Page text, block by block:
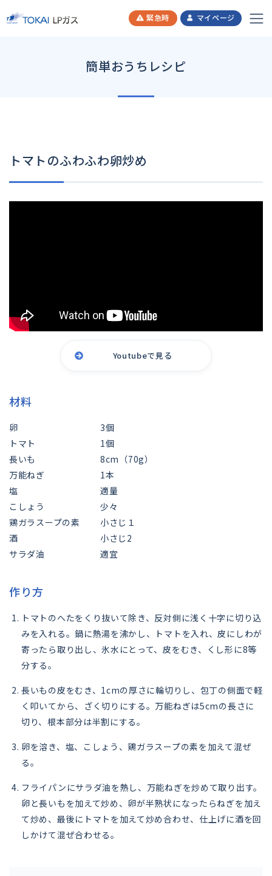
緊急時 マイページ
簡単おうちレシピ
トマトのふわふわ卵炒め
Youtubeで見る
材料
卵
3個
トマト
1個
長いも
8cm（70g）
万能ねぎ
1本
塩
適量
こしょう
少々
鶏ガラスープの素
小さじ１
酒
小さじ2
サラダ油
適宜
作り方
トマトのへたをくり抜いて除き、反対側に浅く十字に切り込
みを入れる。鍋に熱湯を沸かし、トマトを入れ、皮にしわが
寄ったら取り出し、氷水にとって、皮をむき、くし形に8等
分する。
長いもの皮をむき、1cmの厚さに輪切りし、包丁の側面で軽
く叩いてから、ざく切りにする。万能ねぎは5cmの長さに
切り、根本部分は半割にする。
卵を溶き、塩、こしょう、鶏ガラスープの素を加えて混ぜ
る。
フライパンにサラダ油を熱し、万能ねぎを炒めて取り出す。
卵と長いもを加えて炒め、卵が半熟状になったらねぎを加え
て炒め、最後にトマトを加えて炒め合わせ、仕上げに酒を回
しかけて混ぜ合わせる。